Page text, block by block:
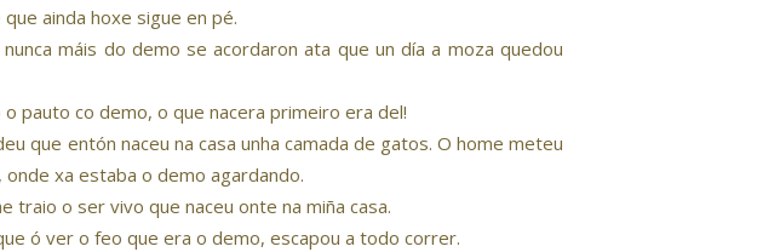
ainda hoxe sigue en pé.
máis do demo se acordaron ata que un día a moza quedou
o pauto co demo, o que nacera primeiro era del!
que entón naceu na casa unha camada de gatos. O home meteu
xa estaba o demo agardando.
o ser vivo que naceu onte na miña casa.
ó ver o feo que era o demo, escapou a todo correr.